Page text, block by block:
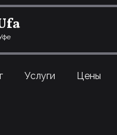
Услуги Цены